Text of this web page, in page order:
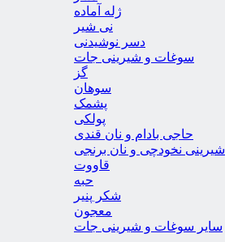
ژله آماده
نی شیر
دسر نوشیدنی
سوغات و شیرینی جات
گز
سوهان
پشمک
پولکی
حاجی بادام و نان قندی
شیرینی نخودچی و نان برنجی
قاووت
حبه
شکر پنیر
معجون
سایر سوغات و شیرینی جات